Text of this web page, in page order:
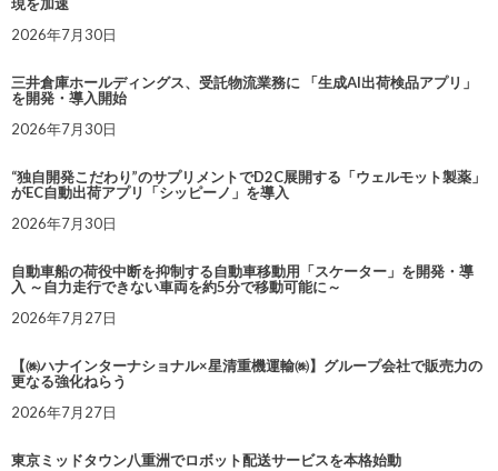
現を加速
2026年7月30日
三井倉庫ホールディングス、受託物流業務に 「生成AI出荷検品アプリ」
を開発・導入開始
2026年7月30日
“独自開発こだわり”のサプリメントでD2C展開する「ウェルモット製薬」
がEC自動出荷アプリ「シッピーノ」を導入
2026年7月30日
自動車船の荷役中断を抑制する自動車移動用「スケーター」を開発・導
入 ～自力走行できない車両を約5分で移動可能に～
2026年7月27日
【㈱ハナインターナショナル×星清重機運輸㈱】グループ会社で販売力の
更なる強化ねらう
2026年7月27日
東京ミッドタウン八重洲でロボット配送サービスを本格始動